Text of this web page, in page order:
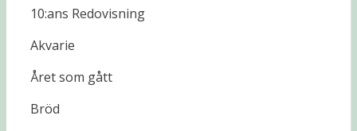
10:ans Redovisning
Akvarie
Året som gått
Bröd